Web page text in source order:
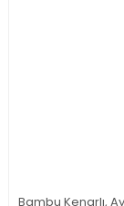
Bambu Kenarlı,